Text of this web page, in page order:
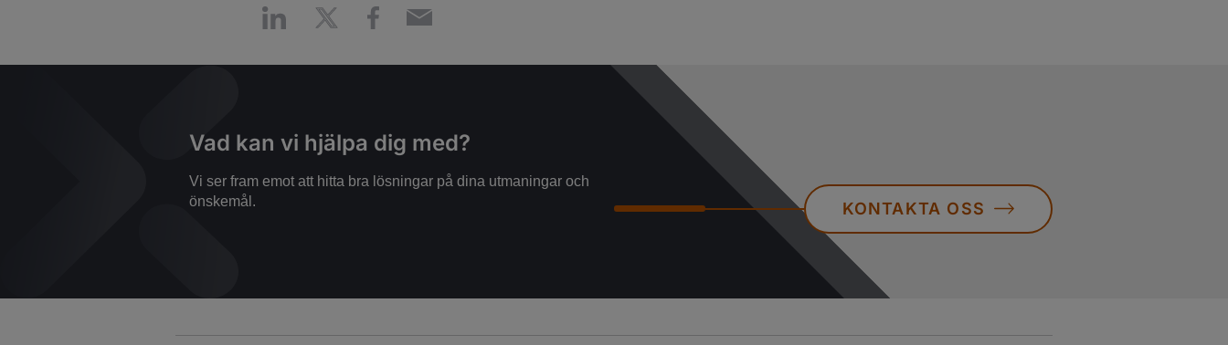
Vad kan vi hjälpa dig med?
Vi ser fram emot att hitta bra lösningar på dina utmaningar och
önskemål.
KONTAKTA OSS